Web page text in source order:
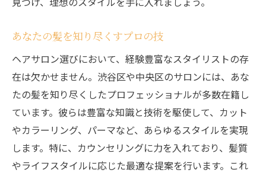
あなたの髪を知り尽くすプロの技
ヘアサロン選びにおいて、経験豊富なスタイリストの存
在は欠かせません。渋谷区や中央区のサロンには、あな
たの髪を知り尽くしたプロフェッショナルが多数在籍し
ています。彼らは豊富な知識と技術を駆使して、カット
やカラーリング、パーマなど、あらゆるスタイルを実現
します。特に、カウンセリングに力を入れており、髪質
やライフスタイルに応じた最適な提案を行います。これ